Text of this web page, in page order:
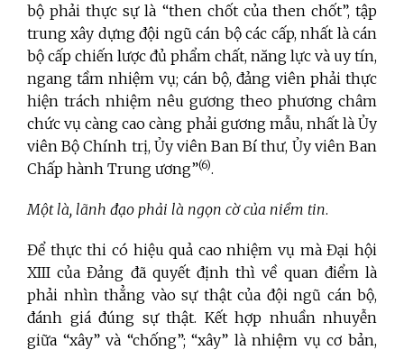
bộ phải thực sự là “then chốt của then chốt”, tập
trung xây dựng đội ngũ cán bộ các cấp, nhất là cán
bộ cấp chiến lược đủ phẩm chất, năng lực và uy tín,
ngang tầm nhiệm vụ; cán bộ, đảng viên phải thực
hiện trách nhiệm nêu gương theo phương châm
chức vụ càng cao càng phải gương mẫu, nhất là Ủy
viên Bộ Chính trị, Ủy viên Ban Bí thư, Ủy viên Ban
Chấp hành Trung ương”(6).
Một là, lãnh đạo phải là ngọn cờ của niềm tin.
Để thực thi có hiệu quả cao nhiệm vụ mà Đại hội
XIII của Đảng đã quyết định thì về quan điểm là
phải nhìn thẳng vào sự thật của đội ngũ cán bộ,
đánh giá đúng sự thật. Kết hợp nhuần nhuyễn
giữa “xây” và “chống”; “xây” là nhiệm vụ cơ bản,